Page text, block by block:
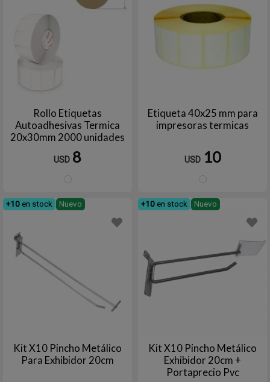
Rollo Etiquetas
Autoadhesivas Termica
20x30mm 2000 unidades
USD 8
Etiqueta 40x25 mm para
impresoras termicas
USD 10
+10 en stock Nuevo
Kit X10 Pincho Metálico
Para Exhibidor 20cm
+10 en stock Nuevo
Kit X10 Pincho Metálico
Exhibidor 20cm +
Portaprecio Pvc